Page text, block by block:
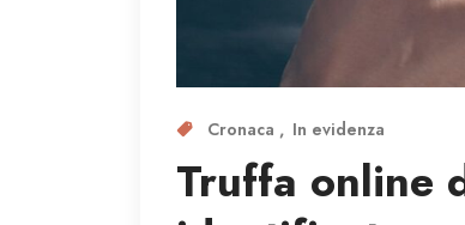
Cronaca In evidenza
Truffa online